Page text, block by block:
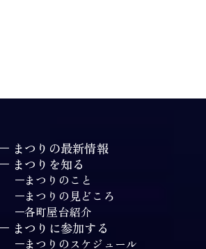
まつりの最新情報
まつりを知る
まつりのこと
まつりの見どころ
各町屋台紹介
まつりに参加する
まつりのスケジュール